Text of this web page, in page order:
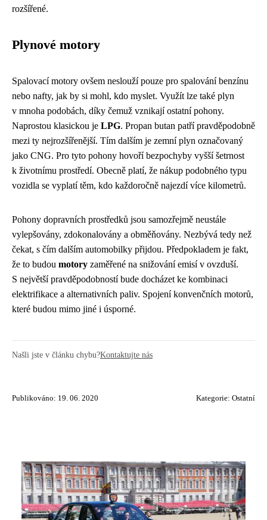
rozšířené.
Plynové motory
Spalovací motory ovšem neslouží pouze pro spalování benzínu
nebo nafty, jak by si mohl, kdo myslet. Využít lze také plyn
v mnoha podobách, díky čemuž vznikají ostatní pohony.
Naprostou klasickou je LPG. Propan butan patří pravděpodobně
mezi ty nejrozšířenější. Tím dalším je zemní plyn označovaný
jako CNG. Pro tyto pohony hovoří bezpochyby vyšší šetrnost
k životnímu prostředí. Obecně platí, že nákup podobného typu
vozidla se vyplatí těm, kdo každoročně najezdí více kilometrů.
Pohony dopravních prostředků jsou samozřejmě neustále
vylepšovány, zdokonalovány a obměňovány. Nezbývá tedy než
čekat, s čím dalším automobilky přijdou. Předpokladem je fakt,
že to budou motory zaměřené na snižování emisí v ovzduší.
S největší pravděpodobností bude docházet ke kombinaci
elektrifikace a alternativních paliv. Spojení konvenčních motorů,
které budou mimo jiné i úsporné.
Našli jste v článku chybu?Kontaktujte nás
Publikováno: 19. 06. 2020 Kategorie: Ostatní